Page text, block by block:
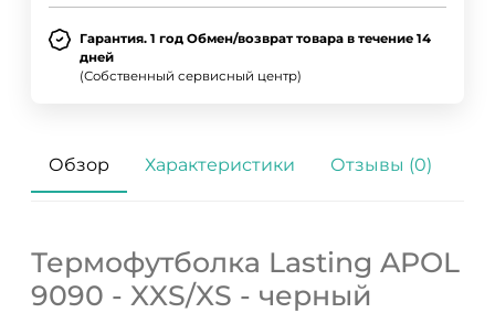
Гарантия. 1 год Обмен/возврат товара в течение 14
дней
(Собственный сервисный центр)
Обзор Характеристики Отзывы (0)
Термофутболка Lasting APOL
9090 - XXS/XS - черный